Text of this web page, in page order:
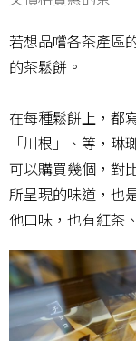
若想品嚐各茶產區
的茶鬆餅。
在每種鬆餅上，都
「川根」、等，
可以購買幾個，對
所呈現的味道，也
他口味，也有紅茶